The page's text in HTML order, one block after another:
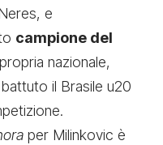
e
campione del
nazionale,
il Brasile u20
per Milinkovic è